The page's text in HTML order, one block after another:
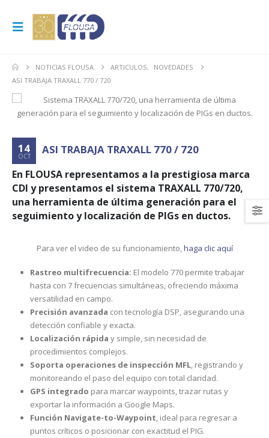
NOTICIAS FLOUSA ARTICULOS,
NOVEDADES
ASI TRABAJA TRAXALL 770 / 720
14
OCT ASI TRABAJA TRAXALL 770 / 720
En FLOUSA representamos a la prestigiosa marca
CDI y presentamos el sistema TRAXALL 770/720,
una herramienta de última generación para el
seguimiento y localización de PIGs en ductos.
Para ver el video de su funcionamiento,haga clic aquí
Rastreo multifrecuencia: El modelo 770 permite trabajar
hasta con 7 frecuencias simultáneas, ofreciendo máxima
versatilidad en campo.
Precisión avanzada con tecnología DSP, asegurando una
detección confiable y exacta.
Localización rápida y simple, sin necesidad de
procedimientos complejos.
Soporta operaciones de inspección MFL, registrando y
monitoreando el paso del equipo con total claridad.
GPS integrado para marcar waypoints, trazar rutas y
exportar la información a Google Maps.
Función Navigate-to-Waypoint, ideal para regresar a
puntos críticos o posicionar con exactitud el PIG.